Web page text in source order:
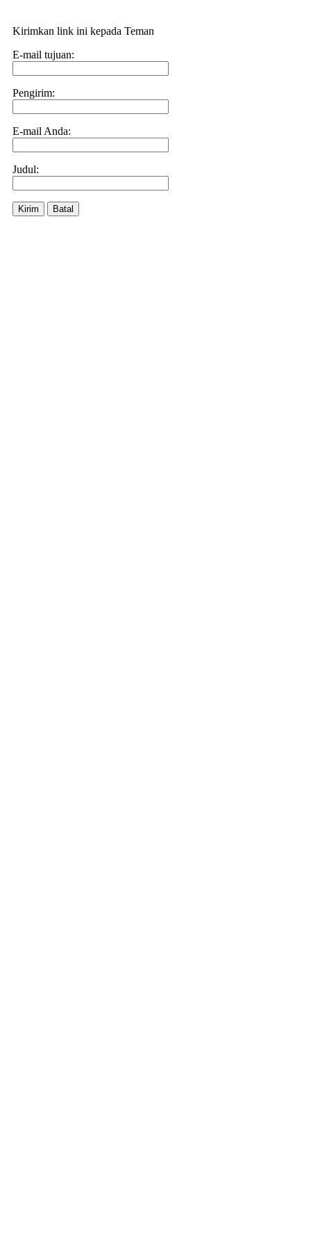
Kirimkan link ini kepada Teman
E-mail tujuan:
Pengirim:
E-mail Anda:
Judul:
Kirim Batal